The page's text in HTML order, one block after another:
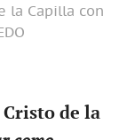
la Capilla con
de la